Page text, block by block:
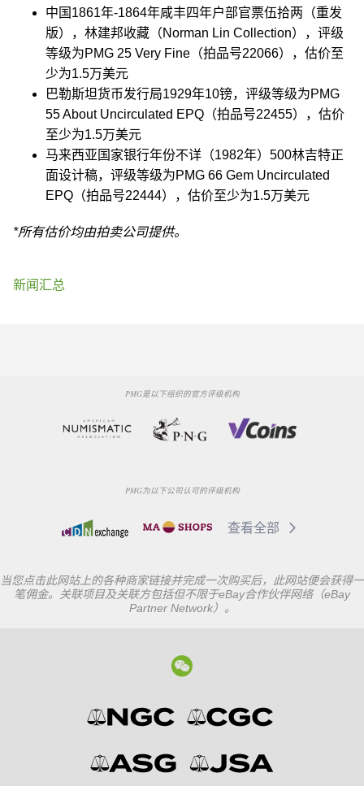
中国1861年-1864年咸丰四年户部官票伍拾两（重发
版），林建邦收藏（Norman Lin Collection），评级
等级为PMG 25 Very Fine（拍品号22066），估价至
少为1.5万美元
巴勒斯坦货币发行局1929年10镑，评级等级为PMG
55 About Uncirculated EPQ（拍品号22455），估价
至少为1.5万美元
马来西亚国家银行年份不详（1982年）500林吉特正
面设计稿，评级等级为PMG 66 Gem Uncirculated
EPQ（拍品号22444），估价至少为1.5万美元
*所有估价均由拍卖公司提供。
新闻汇总
PMG是以下组织的官方评级机构
PMG为以下公司认可的评级机构
查看全部
当您点击此网站上的各种商家链接并完成一次购买后，此网站便会获得一
笔佣金。关联项目及关联方包括但不限于eBay合作伙伴网络（eBay
Partner Network）。